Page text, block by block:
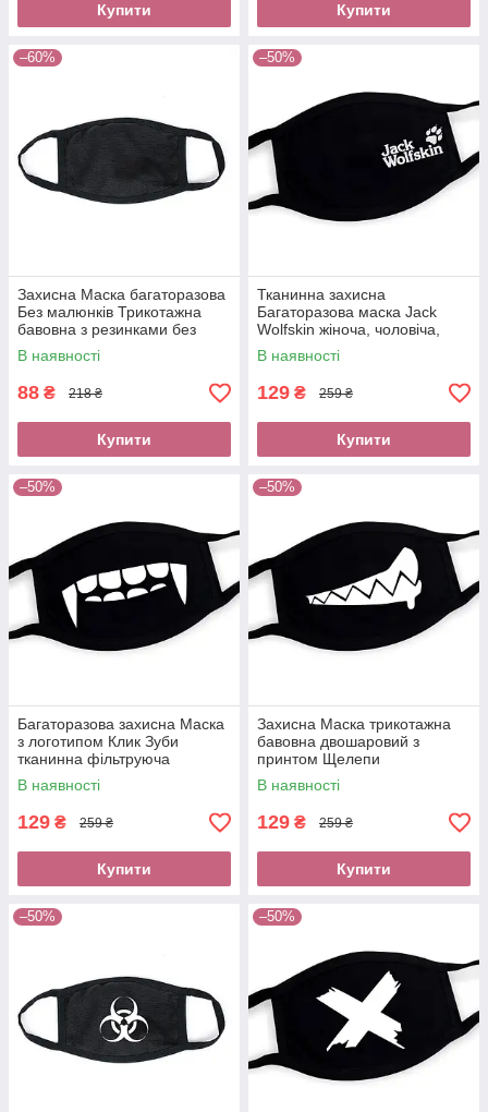
Купити Купити
–60%
Захисна Маска багаторазова
Без малюнків Трикотажна
бавовна з резинками без
логотипу доросла, підліткова
В наявності
88 ₴ 218 ₴
Купити
–50%
Тканинна захисна
Багаторазова маска Jack
Wolfskin жіноча, чоловіча,
підліткова бавовна Джек
Волфскін одяг
В наявності
129 ₴ 259 ₴
Купити
–50%
Багаторазова захисна Маска
з логотипом Клик Зуби
тканинна фільтруюча
бавовна двошарова
В наявності
129 ₴ 259 ₴
Купити
–50%
Захисна Маска трикотажна
бавовна двошаровий з
принтом Щелепи
В наявності
129 ₴ 259 ₴
Купити
–50% –50%